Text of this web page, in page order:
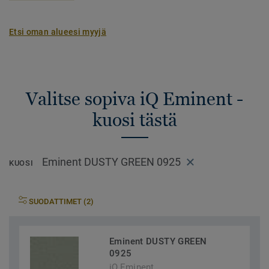
Etsi oman alueesi myyjä
Valitse sopiva iQ Eminent -
kuosi tästä
KUOSI Eminent DUSTY GREEN 0925
SUODATTIMET (2)
Eminent DUSTY GREEN
0925